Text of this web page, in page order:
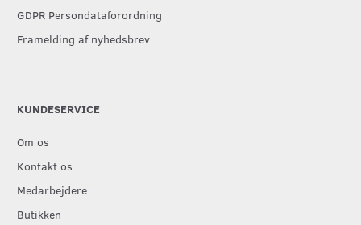
GDPR Persondataforordning
Framelding af nyhedsbrev
KUNDESERVICE
Om os
Kontakt os
Medarbejdere
Butikken